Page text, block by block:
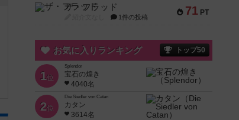
71 PT
ザ・フラッド
1件の投稿
お気に入りランキング トップ50
1位
Splendor
宝石の煌き
4040名
2位
Die Siedler von Catan
カタン
3614名